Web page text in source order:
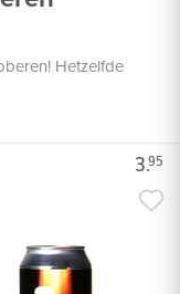
Hetzelfde
3.95